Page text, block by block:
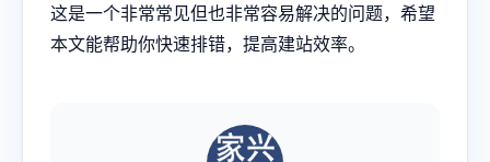
这是一个非常常见但也非常容易解决的问题，希望
本文能帮助你快速排错，提高建站效率。